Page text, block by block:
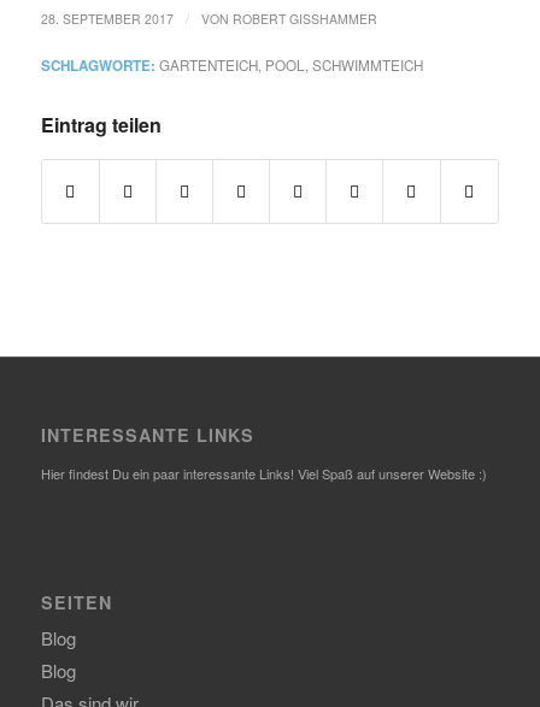
28. SEPTEMBER 2017 VON ROBERT GISSHAMMER
SCHLAGWORTE: GARTENTEICH, POOL , SCHWIMMTEICH
Eintrag teilen
INTERESSANTE LINKS
Hier findest Du ein paar interessante Links! Viel Spaß auf unserer Website :)
SEITEN
Blog
Blog